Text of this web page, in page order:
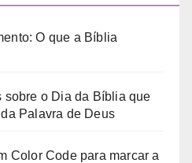
O que a Bíblia
sobre o Dia da Bíblia que
Palavra de Deus
Color Code para marcar a